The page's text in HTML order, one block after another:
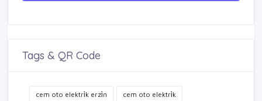
Tags & QR Code
cem oto elektri̇k erzi̇n cem oto elektri̇k